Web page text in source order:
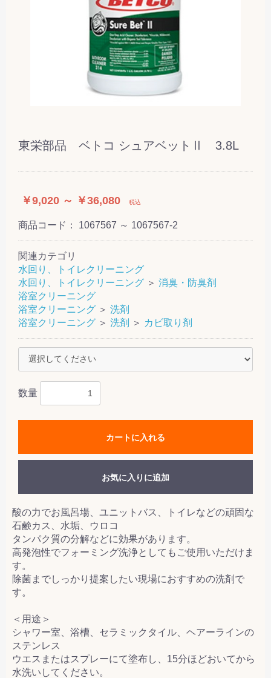
東栄部品 ベトコ シュアベットⅡ 3.8L
￥9,020 ～ ￥36,080 税込
商品コード： 1067567 ～ 1067567-2
関連カテゴリ
水回り、トイレクリーニング
水回り、トイレクリーニング ＞ 消臭・防臭剤
浴室クリーニング
浴室クリーニング ＞ 洗剤
浴室クリーニング ＞ 洗剤 ＞ カビ取り剤
数量
カートに入れる
お気に入りに追加
酸の力でお風呂場、ユニットバス、トイレなどの頑固な
石鹸カス、水垢、ウロコ
タンパク質の分解などに効果があります。
高発泡性でフォーミング洗浄としてもご使用いただけま
す。
除菌までしっかり提案したい現場におすすめの洗剤で
す。
＜用途＞
シャワー室、浴槽、セラミックタイル、ヘアーラインの
ステンレス
ウエスまたはスプレーにて塗布し、15分ほどおいてから
水洗いしてください。